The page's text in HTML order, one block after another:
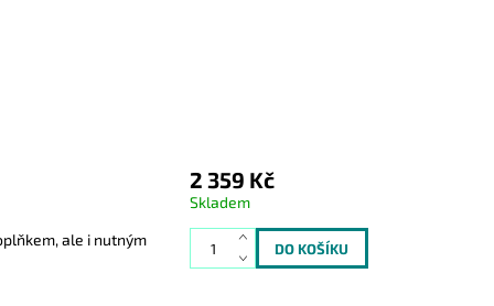
ale i nutným
2 359 Kč
Skladem